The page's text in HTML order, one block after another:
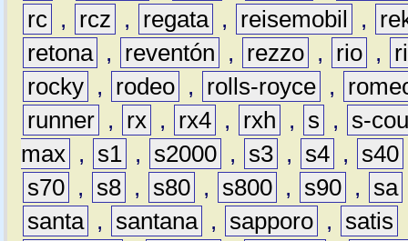
rc , rcz , regata , reisemobil ,
retona , reventón , rezzo , rio ,
rocky , rodeo , rolls-royce ,
runner , rx , rx4 , rxh , s ,
s-
max , s1 , s2000 , s3 , s4 , s40
s70 , s8 , s80 , s800 , s90 , sa
santa , santana , sapporo , satis